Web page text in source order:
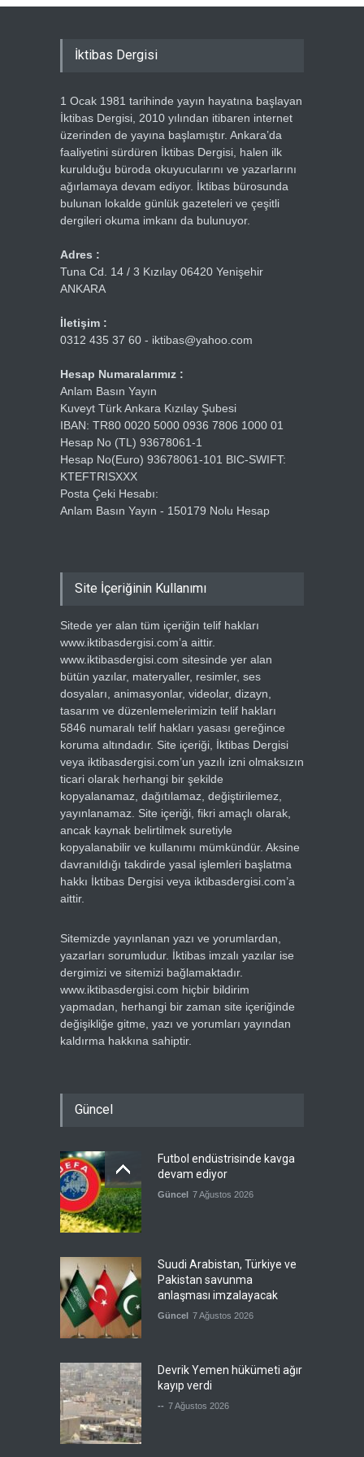
İktibas Dergisi
1 Ocak 1981 tarihinde yayın hayatına başlayan
İktibas Dergisi, 2010 yılından itibaren internet
üzerinden de yayına başlamıştır. Ankara’da
faaliyetini sürdüren İktibas Dergisi, halen ilk
kurulduğu büroda okuyucularını ve yazarlarını
ağırlamaya devam ediyor. İktibas bürosunda
bulunan lokalde günlük gazeteleri ve çeşitli
dergileri okuma imkanı da bulunuyor.
Adres :
Tuna Cd. 14 / 3 Kızılay 06420 Yenişehir
ANKARA
İletişim :
0312 435 37 60 - iktibas@yahoo.com
Hesap Numaralarımız :
Anlam Basın Yayın
Kuveyt Türk Ankara Kızılay Şubesi
IBAN: TR80 0020 5000 0936 7806 1000 01
Hesap No (TL) 93678061-1
Hesap No(Euro) 93678061-101 BIC-SWIFT:
KTEFTRISXXX
Posta Çeki Hesabı:
Anlam Basın Yayın - 150179 Nolu Hesap
Site İçeriğinin Kullanımı
Sitede yer alan tüm içeriğin telif hakları
www.iktibasdergisi.com’a aittir.
www.iktibasdergisi.com sitesinde yer alan
bütün yazılar, materyaller, resimler, ses
dosyaları, animasyonlar, videolar, dizayn,
tasarım ve düzenlemelerimizin telif hakları
5846 numaralı telif hakları yasası gereğince
koruma altındadır. Site içeriği, İktibas Dergisi
veya iktibasdergisi.com’un yazılı izni olmaksızın
ticari olarak herhangi bir şekilde
kopyalanamaz, dağıtılamaz, değiştirilemez,
yayınlanamaz. Site içeriği, fikri amaçlı olarak,
ancak kaynak belirtilmek suretiyle
kopyalanabilir ve kullanımı mümkündür. Aksine
davranıldığı takdirde yasal işlemleri başlatma
hakkı İktibas Dergisi veya iktibasdergisi.com’a
aittir.
Sitemizde yayınlanan yazı ve yorumlardan,
yazarları sorumludur. İktibas imzalı yazılar ise
dergimizi ve sitemizi bağlamaktadır.
www.iktibasdergisi.com hiçbir bildirim
yapmadan, herhangi bir zaman site içeriğinde
değişikliğe gitme, yazı ve yorumları yayından
kaldırma hakkına sahiptir.
Güncel
Futbol endüstrisinde kavga
devam ediyor
Güncel 7 Ağustos 2026
Suudi Arabistan, Türkiye ve
Pakistan savunma
anlaşması imzalayacak
Güncel 7 Ağustos 2026
Devrik Yemen hükümeti ağır
kayıp verdi
-- 7 Ağustos 2026